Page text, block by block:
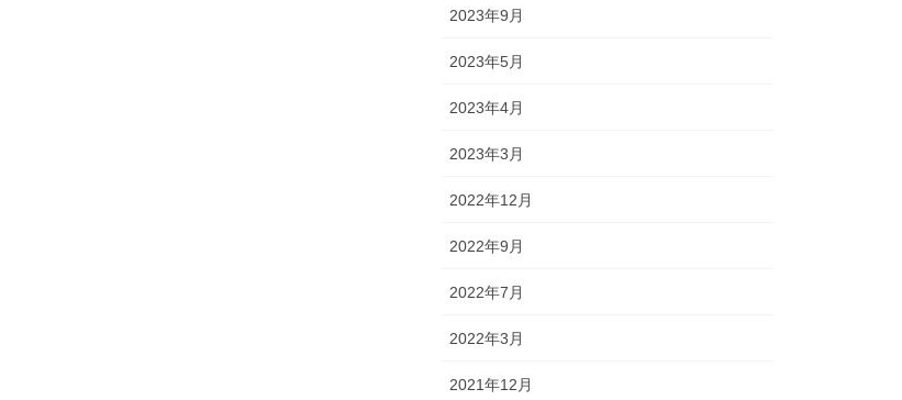
2023年9月
2023年5月
2023年4月
2023年3月
2022年12月
2022年9月
2022年7月
2022年3月
2021年12月